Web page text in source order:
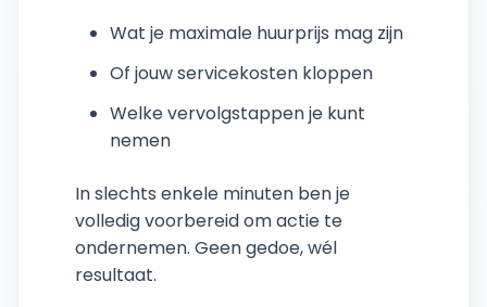
Wat je maximale huurprijs mag zijn
Of jouw servicekosten kloppen
Welke vervolgstappen je kunt
nemen
In slechts enkele minuten ben je
volledig voorbereid om actie te
ondernemen. Geen gedoe, wél
resultaat.